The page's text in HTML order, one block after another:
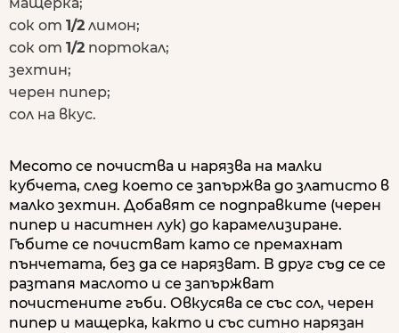
мащерка;
сок от 1/2 лимон;
сок от 1/2 портокал;
зехтин;
черен пипер;
сол на вкус.
Месото се почиства и нарязва на малки
кубчета, след което се запържва до златисто в
малко зехтин. Добавят се подправките (черен
пипер и наситнен лук) до карамелизиране.
Гъбите се почистват като се премахнат
пънчетата, без да се нарязват. В друг съд се се
разтапя маслото и се запържват
почистените гъби. Овкусява се със сол, черен
пипер и мащерка, както и със ситно нарязан